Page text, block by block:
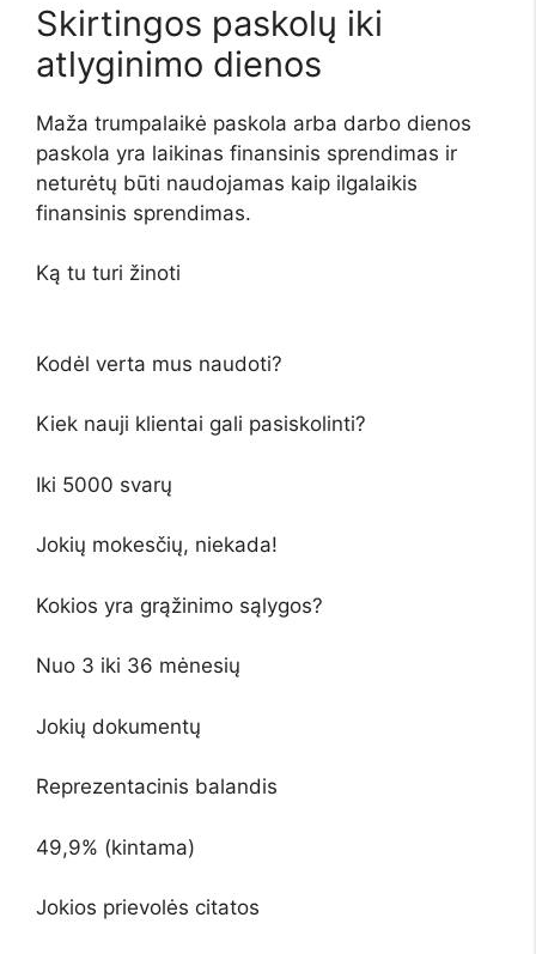
Skirtingos paskolų iki
atlyginimo dienos
Maža trumpalaikė paskola arba darbo dienos
paskola yra laikinas finansinis sprendimas ir
neturėtų būti naudojamas kaip ilgalaikis
finansinis sprendimas.
Ką tu turi žinoti
Kodėl verta mus naudoti?
Kiek nauji klientai gali pasiskolinti?
Iki 5000 svarų
Jokių mokesčių, niekada!
Kokios yra grąžinimo sąlygos?
Nuo 3 iki 36 mėnesių
Jokių dokumentų
Reprezentacinis balandis
49,9% (kintama)
Jokios prievolės citatos